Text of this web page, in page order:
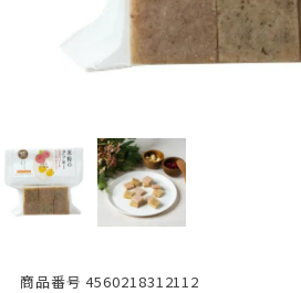
商品番号 4560218312112